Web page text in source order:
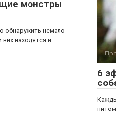
монстры
обнаружить немало
находятся и
6